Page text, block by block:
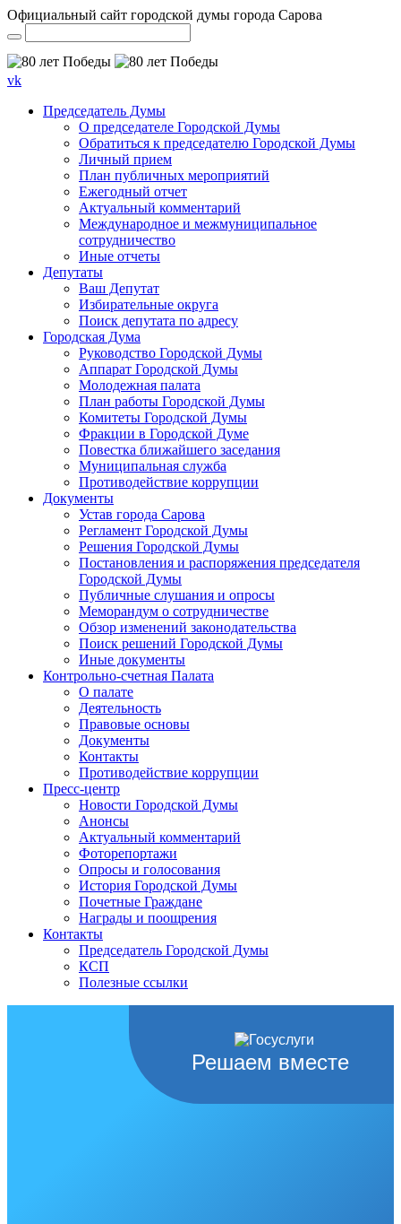
Официальный сайт городской думы города Сарова
vk
Председатель Думы
О председателе Городской Думы
Обратиться к председателю Городской Думы
Личный прием
План публичных мероприятий
Ежегодный отчет
Актуальный комментарий
Международное и межмуниципальное
сотрудничество
Иные отчеты
Депутаты
Ваш Депутат
Избирательные округа
Поиск депутата по адресу
Городская Дума
Руководство Городской Думы
Аппарат Городской Думы
Молодежная палата
План работы Городской Думы
Комитеты Городской Думы
Фракции в Городской Думе
Повестка ближайшего заседания
Муниципальная служба
Противодействие коррупции
Документы
Устав города Сарова
Регламент Городской Думы
Решения Городской Думы
Постановления и распоряжения председателя
Городской Думы
Публичные слушания и опросы
Меморандум о сотрудничестве
Обзор изменений законодательства
Поиск решений Городской Думы
Иные документы
Контрольно-счетная Палата
О палате
Деятельность
Правовые основы
Документы
Контакты
Противодействие коррупции
Пресс-центр
Новости Городской Думы
Анонсы
Актуальный комментарий
Фоторепортажи
Опросы и голосования
История Городской Думы
Почетные Граждане
Награды и поощрения
Контакты
Председатель Городской Думы
КСП
Полезные ссылки
Решаем вместе